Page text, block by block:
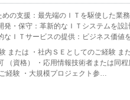
めの支援：最先端のＩＴを駆使した業
発・保守：革新的なＩＴシステムを設
なＩＴサービスの提供：ビジネス価値
または ・社内ＳＥとしてのご経験 ま
（資格） ・応用情報技術者または同程
経験 ・大規模プロジェクト参…